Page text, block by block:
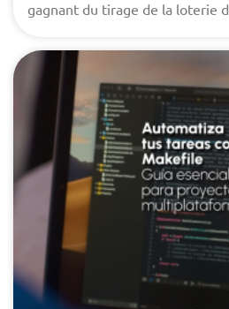
gagnant du tirage de la loterie